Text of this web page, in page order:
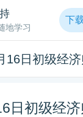
地学习
下
16日初级经
日初级经